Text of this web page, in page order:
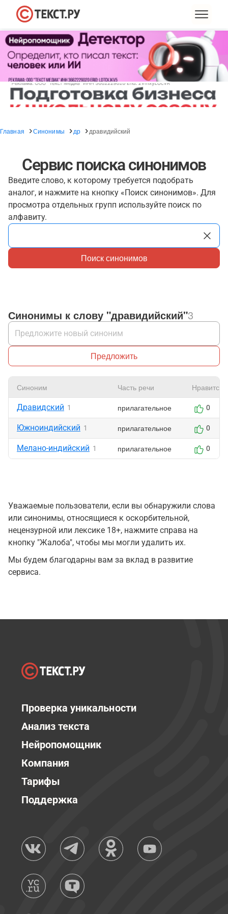
Главная Синонимы др дравидийский
Сервис поиска синонимов
Введите слово, к которому требуется подобрать
аналог, и нажмите на кнопку «Поиск синонимов». Для
просмотра отдельных групп используйте поиск по
алфавиту.
Поиск синонимов
Синонимы к слову "дравидийский"3
Предложить
Синоним Часть речи Нравится
Дравидский 1 прилагательное 0
Южноиндийский 1 прилагательное 0
Мелано-индийский 1 прилагательное 0
Уважаемые пользователи, если вы обнаружили слова
или синонимы, относящиеся к оскорбительной,
нецензурной или лексике 18+, нажмите справа на
кнопку "Жалоба", чтобы мы могли удалить их.
Мы будем благодарны вам за вклад в развитие
сервиса.
Проверка уникальности
Анализ текста
Нейропомощник
Компания
Тарифы
Поддержка